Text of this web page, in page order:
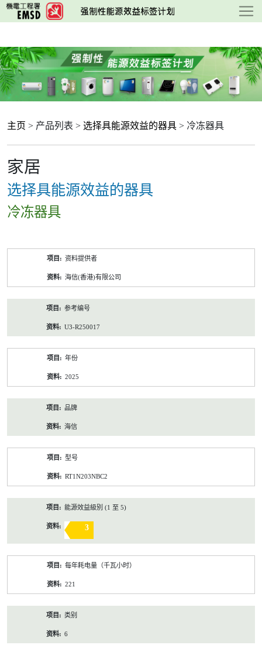
跳
至
要
内
容
主页 > 产品列表 > 选择具能源效益的器具 > 冷冻器具
家居
选择具能源效益的器具
冷冻器具
资料提供者
海信(香港)有限公司
参考编号
U3-R250017
年份
2025
品牌
海信
型号
RT1N203NBC2
能源效益級別 (1 至 5)
3
每年耗电量（千瓦小时）
221
类别
6